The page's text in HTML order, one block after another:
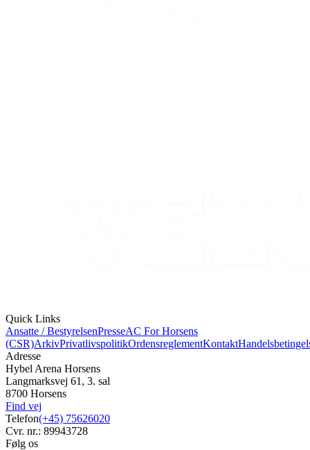
Quick Links
Ansatte / BestyrelsenPresseAC For Horsens
(CSR)ArkivPrivatlivspolitikOrdensreglementKontakt
Adresse
Hybel Arena Horsens
Langmarksvej 61, 3. sal
8700 Horsens
Find vej
Telefon(+45) 75626020
Cvr. nr.: 89943728
Følg os